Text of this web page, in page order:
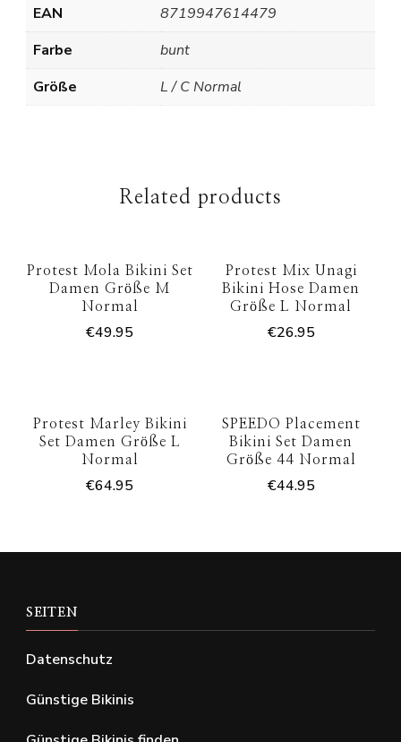
EAN
8719947614479
Farbe
bunt
Größe
L / C Normal
Related products
Protest Mola Bikini Set
Damen Größe M
Normal
€49.95
Protest Mix Unagi
Bikini Hose Damen
Größe L Normal
€26.95
Protest Marley Bikini
Set Damen Größe L
Normal
€64.95
SPEEDO Placement
Bikini Set Damen
Größe 44 Normal
€44.95
SEITEN
Datenschutz
Günstige Bikinis